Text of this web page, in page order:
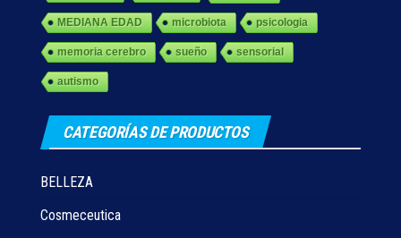
MEDIANA EDAD microbiota psicologia
memoria cerebro sueño sensorial
autismo
CATEGORÍAS DE PRODUCTOS
BELLEZA
Cosmeceutica